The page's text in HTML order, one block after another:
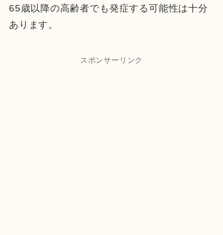
65歳以降の高齢者でも発症する可能性は十分
あります。
スポンサーリンク